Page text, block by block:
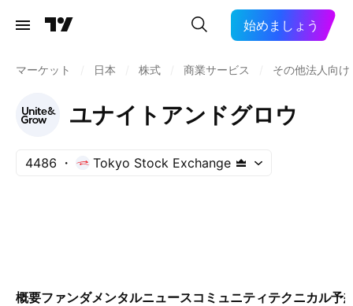
始めましょう
マーケット 日本 株式 商業サービス その他法人向
ユナイトアンドグロウ
4486 Tokyo Stock Exchange
概要ファンダメンタルニュースコミュニティテクニカル予